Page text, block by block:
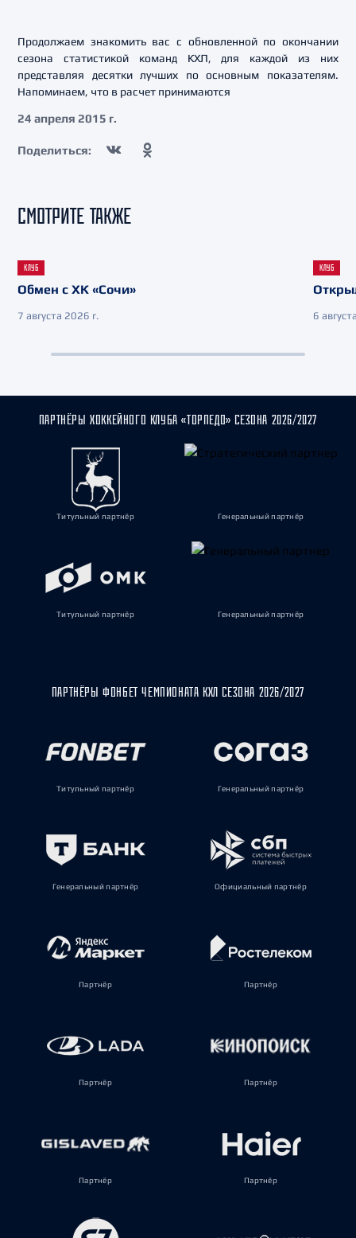
Продолжаем знакомить вас с обновленной по окончании
сезона статистикой команд КХЛ, для каждой из них
представляя десятки лучших по основным показателям.
Напоминаем, что в расчет принимаются
24 апреля 2015 г.
Поделиться:
СМОТРИТЕ ТАКЖЕ
КЛУБ
Обмен с ХК «Сочи»
7 августа 2026 г.
КЛУБ
6
ПАРТНЁРЫ ХОККЕЙНОГО КЛУБА «ТОРПЕДО» СЕЗОНА 2026/2027
Титульный партнёр Генеральный партнёр
Титульный партнёр Генеральный партнёр
ПАРТНЁРЫ ФОНБЕТ ЧЕМПИОНАТА КХЛ СЕЗОНА 2026/2027
Титульный партнёр Генеральный партнёр
Генеральный партнёр Официальный партнёр
Партнёр Партнёр
Партнёр Партнёр
Партнёр Партнёр